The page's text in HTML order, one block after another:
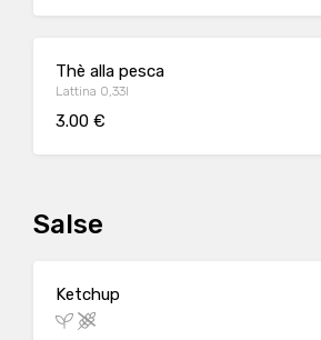
Thè alla pesca
Lattina 0,33l
3.00 €
Salse
Ketchup